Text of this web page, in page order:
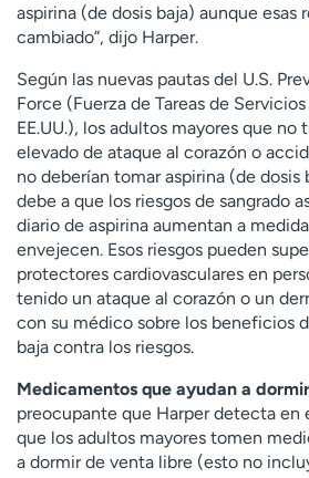
aspirina (de dosis baja) aunque esas
cambiado”, dijo Harper.
Según las nuevas pautas del U.S.
Force (Fuerza de Tareas de
EE.UU.), los adultos mayores que no
elevado de ataque al corazón o
no deberían tomar aspirina (de dosis
debe a que los riesgos de sangrado
diario de aspirina aumentan a
envejecen. Esos riesgos pueden
protectores cardiovasculares en
tenido un ataque al corazón o un
con su médico sobre los beneficios
baja contra los riesgos.
Medicamentos que ayudan a
preocupante que Harper detecta en
que los adultos mayores tomen
a dormir de venta libre (esto no